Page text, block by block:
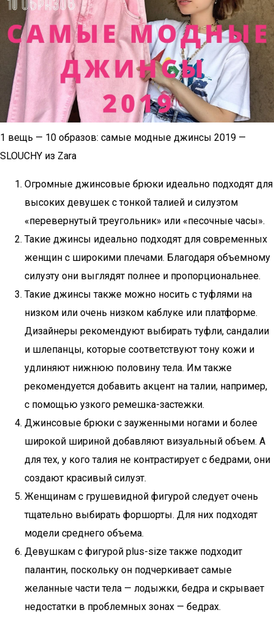
1 вещь — 10 образов: самые модные джинсы 2019 —
SLOUCHY из Zara
Огромные джинсовые брюки идеально подходят для
высоких девушек с тонкой талией и силуэтом
«перевернутый треугольник» или «песочные часы».
Такие джинсы идеально подходят для современных
женщин с широкими плечами. Благодаря объемному
силуэту они выглядят полнее и пропорциональнее.
Такие джинсы также можно носить с туфлями на
низком или очень низком каблуке или платформе.
Дизайнеры рекомендуют выбирать туфли, сандалии
и шлепанцы, которые соответствуют тону кожи и
удлиняют нижнюю половину тела. Им также
рекомендуется добавить акцент на талии, например,
с помощью узкого ремешка-застежки.
Джинсовые брюки с зауженными ногами и более
широкой шириной добавляют визуальный объем. А
для тех, у кого талия не контрастирует с бедрами, они
создают красивый силуэт.
Женщинам с грушевидной фигурой следует очень
тщательно выбирать форшорты. Для них подходят
модели среднего объема.
Девушкам с фигурой plus-size также подходит
палантин, поскольку он подчеркивает самые
желанные части тела — лодыжки, бедра и скрывает
недостатки в проблемных зонах — бедрах.